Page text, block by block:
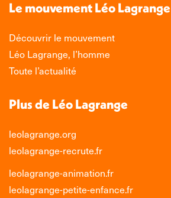
fenêtrefenêtrefenêtrefenêtre
Le mouvement Léo Lagrange
Découvrir le mouvement
Léo Lagrange, l’homme
Toute l’actualité
Plus de Léo Lagrange
leolagrange.org
leolagrange-recrute.fr
leolagrange-animation.fr
leolagrange-petite-enfance.fr